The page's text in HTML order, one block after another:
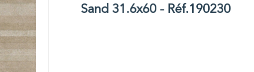
Sand 31.6x60 - Réf.190230